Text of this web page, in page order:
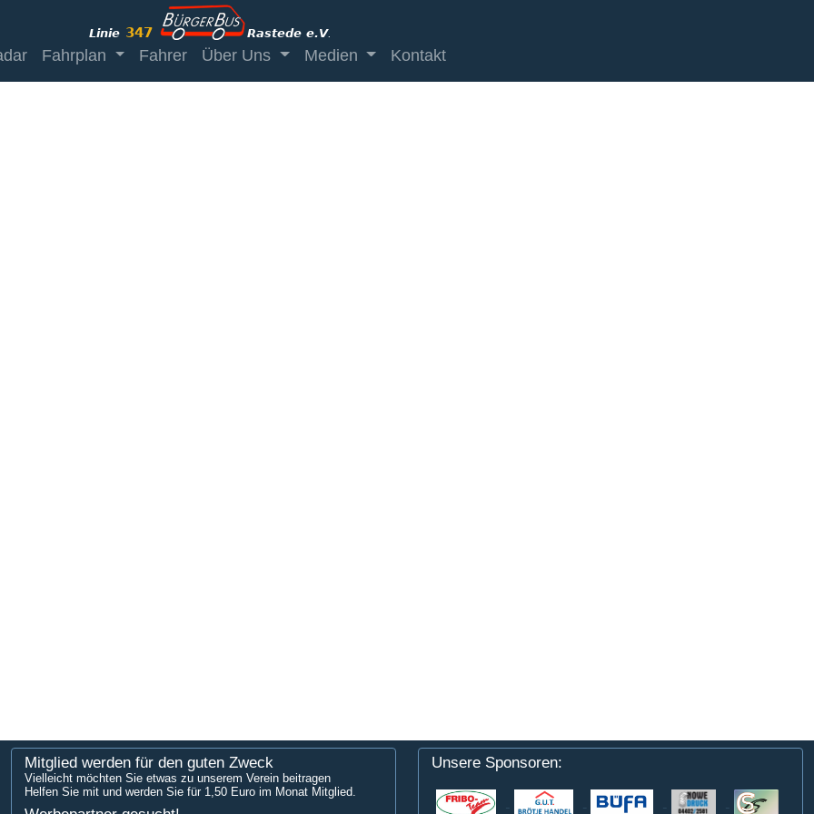
Fahrplan Fahrer Über Uns Medien Kontakt
Mitglied werden für den guten Zweck
Vielleicht möchten Sie etwas zu unserem Verein beitragen
Helfen Sie mit und werden Sie für 1,50 Euro im Monat Mitglied.
Unsere Sponsoren: